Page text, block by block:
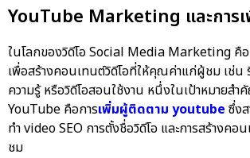
YouTube Marketing และการ
ในโลกของวิดีโอ Social Media Marketing คื
เพื่อสร้างคอนเทนต์วิดีโอที่ให้คุณค่าแก่ผู้ชม เช่น
ความรู้ หรือวิดีโอสอนใช้งาน หนึ่งในเป้าหมายส
YouTube คือการเพิ่มผู้ติดตาม youtube ซึ่ง
ทำ video SEO การตั้งชื่อวิดีโอ และการสร้างค
ชม